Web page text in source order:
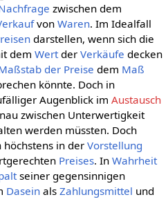
zwischen dem
von Waren. Im Idealfall
darstellen, wenn sich die
dem Wertder Verkäufe decken
der Preise dem Maß
könnte. Doch in
Augenblick im Austausch
zwischen Unterwertigkeit
werden müssten. Doch
höchstens in derVorstellung
Preises. In Wahrheit
seiner gegensinnigen
Daseinals Zahlungsmittel und